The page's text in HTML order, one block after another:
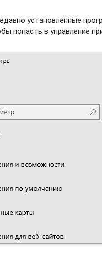
установленные
попасть в управление